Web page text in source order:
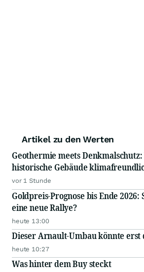
Artikel zu den Werten
Geothermie meets
historische Gebäude
vor 1 Stunde
Goldpreis-Prognose bis Ende
eine neue Rallye?
heute 13:00
Dieser Arnault-Umbau könnte erst
heute 10:27
Was hinter dem Buy steckt